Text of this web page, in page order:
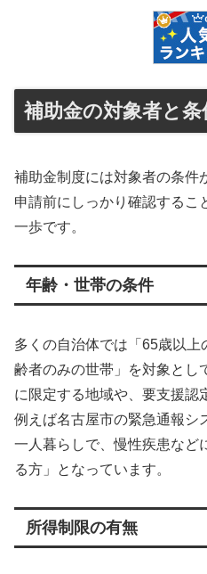
補助金の対象者と
補助金制度には対象者の条件
申請前にしっかり確認するこ
一歩です。
年齢・世帯の条件
多くの自治体では「65歳以
齢者のみの世帯」を対象とし
に限定する地域や、要支援認
例えば名古屋市の緊急通報シ
一人暮らしで、慢性疾患など
る方」となっています。
所得制限の有無